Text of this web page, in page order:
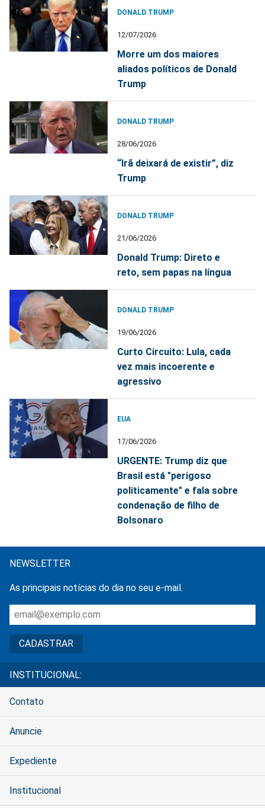
DONALD TRUMP
12/07/2026
Morre um dos maiores
aliados políticos de Donald
Trump
DONALD TRUMP
28/06/2026
“Irã deixará de existir”, diz
Trump
DONALD TRUMP
21/06/2026
Donald Trump: Direto e
reto, sem papas na língua
DONALD TRUMP
19/06/2026
Curto Circuito: Lula, cada
vez mais incoerente e
agressivo
EUA
17/06/2026
URGENTE: Trump diz que
Brasil está "perigoso
politicamente" e fala sobre
condenação de filho de
Bolsonaro
NEWSLETTER
As principais notícias do dia no seu e-mail.
INSTITUCIONAL:
Contato
Anuncie
Expediente
Institucional